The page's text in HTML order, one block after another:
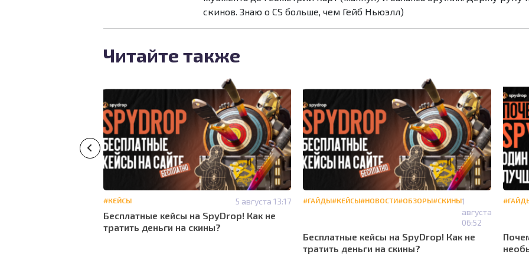
скинов. Знаю о CS больше, чем Гейб Ньюэлл)
Читайте также
#КЕЙСЫ 5 августа 13:17
Бесплатные кейсы на SpyDrop! Как не
тратить деньги на скины?
#ГАЙДЫ#КЕЙСЫ#НОВОСТИ#ОБЗОРЫ#СКИНЫ1
августа
06:52
Бесплатные кейсы на SpyDrop! Как не
тратить деньги на скины?